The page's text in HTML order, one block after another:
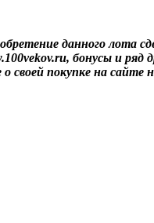
данного лота
бонусы и
своей покупке на сайте